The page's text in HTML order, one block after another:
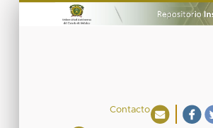
Contacto